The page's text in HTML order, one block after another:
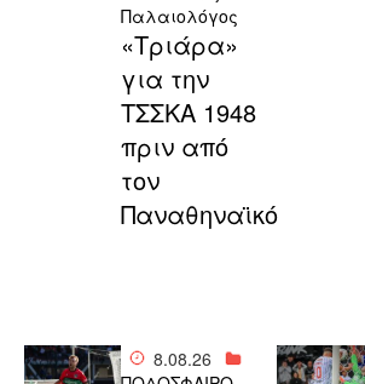
Παλαιολόγος
«Τριάρα»
για την
ΤΣΣΚΑ 1948
πριν από
τον
Παναθηναϊκό
8.08.26